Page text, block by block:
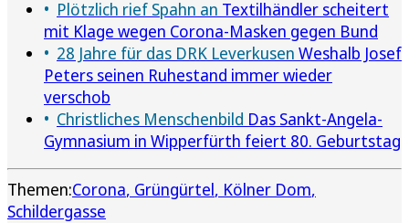
Plötzlich rief Spahn an Textilhändler scheitert
mit Klage wegen Corona-Masken gegen Bund
28 Jahre für das DRK Leverkusen Weshalb Josef
Peters seinen Ruhestand immer wieder
verschob
Christliches Menschenbild Das Sankt-Angela-
Gymnasium in Wipperfürth feiert 80. Geburtstag
Themen:Corona Grüngürtel Kölner Dom
Schildergasse